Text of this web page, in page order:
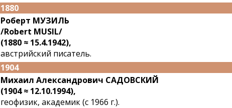
1880
Роберт МУЗИЛЬ
/Robert MUSIL/
(1880 ≈ 15.4.1942),
австрийский писатель.
1904
Михаил Александрович САДОВСКИЙ
(1904 ≈ 12.10.1994),
геофизик, академик (с 1966 г.).